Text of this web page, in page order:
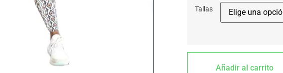
Tallas
Añadir al carrito